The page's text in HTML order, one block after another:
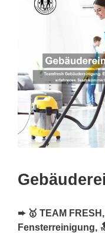
➨ 🥇 TEAM
Fensterreinigung,